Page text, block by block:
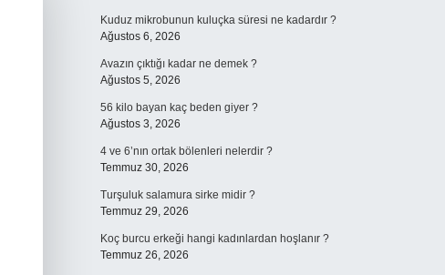
Kuduz mikrobunun kuluçka süresi ne kadardır ?
Ağustos 6, 2026
Avazın çıktığı kadar ne demek ?
Ağustos 5, 2026
56 kilo bayan kaç beden giyer ?
Ağustos 3, 2026
4 ve 6’nın ortak bölenleri nelerdir ?
Temmuz 30, 2026
Turşuluk salamura sirke midir ?
Temmuz 29, 2026
Koç burcu erkeği hangi kadınlardan hoşlanır ?
Temmuz 26, 2026